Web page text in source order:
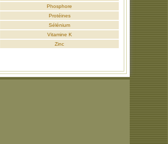
Phosphore
Protéines
Sélénium
Vitamine K
Zinc